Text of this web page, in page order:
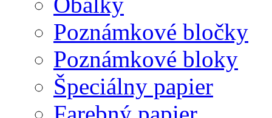
Poznámkové bločky
Poznámkové bloky
Špeciálny papier